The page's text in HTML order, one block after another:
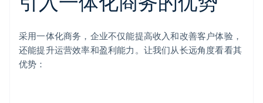
采用一体化商务，企业不仅能提高收入和改善客户体验，
还能提升运营效率和盈利能力。让我们从长远角度看看其
优势：